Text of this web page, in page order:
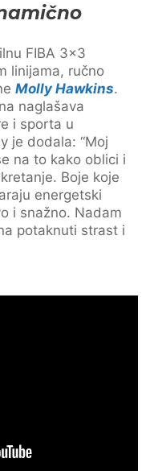
FIBA 3×3
linijama, ručno
Molly Hawkins.
naglašava
i sporta u
je dodala: “Moj
na to kako oblici i
Boje koje
energetski
i snažno. Nadam
potaknuti strast i